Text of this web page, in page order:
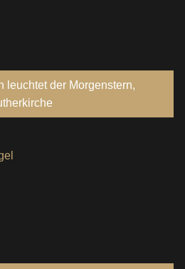
leuchtet der Morgenstern,
Lutherkirche